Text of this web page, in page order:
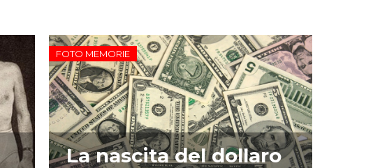
FOTO MEMORIE
La nascita del dollaro